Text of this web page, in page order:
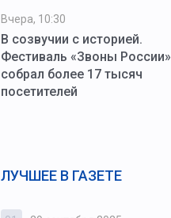
Вчера, 10:30
В созвучии с историей.
Фестиваль «Звоны России»
собрал более 17 тысяч
посетителей
ЛУЧШЕЕ В ГАЗЕТЕ